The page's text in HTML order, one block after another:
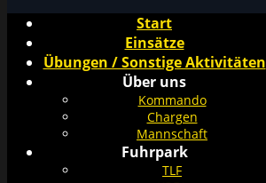
Start
Einsätze
Übungen / Sonstige Aktivitäten
Über uns
Kommando
Chargen
Mannschaft
Fuhrpark
TLF